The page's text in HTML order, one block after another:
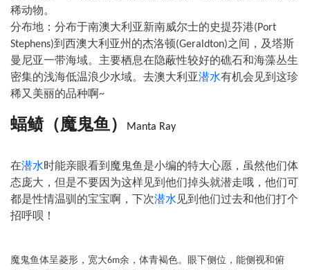
稀动物。
分布地：分布于南澳大利亚新南威尔士的史提芬港(Port
Stephens)到西澳大利亚州的杰洛顿(Geraldton)之间，及塔斯
曼尼亚一带海域。主要栖息在隐蔽性较好的礁石和海藻丛生
密集的浅海低温浪少水域。去澳大利亚潜水有机会见到这珍
稀又美丽的品种啊~
蝠鲼（魔鬼鱼） Manta Ray
在潜水时能亲眼看到魔鬼鱼是小编的特大心愿，虽然他们体
态庞大，但是不要因为这样见到他们掉头就潜走哦，他们可
都是性情温驯的宝宝啊，下次潜水 见到他们过去和他们打个
招呼呗！
魔鬼鱼体呈菱形，宽大6m余，体青褐色。眼下侧位，能侧视和俯